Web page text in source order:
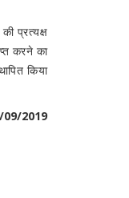
प्रत्यक्ष
करने का
किया
2019